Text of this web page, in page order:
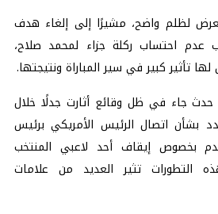
لظلم واضح، مشيرًا إلى إلغاء هدف
عدم احتساب ركلة جزاء لمحمد صلاح،
لها تأثير كبير في سير المباراة ونتيجتها.
جاء في ظل وقائع أثارت جدلًا خلال
بشأن اتصال الرئيس الأمريكي برئيس
بخصوص إيقاف أحد لاعبي المنتخب
التطورات تثير العديد من علامات